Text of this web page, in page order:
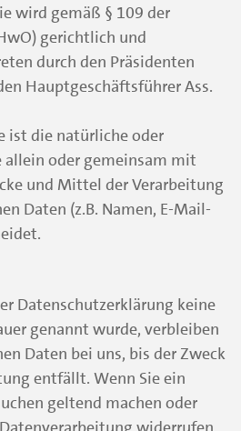
wird gemäß § 109 der
gerichtlich und
durch den Präsidenten
Hauptgeschäftsführer Ass.
ist die natürliche oder
allein oder gemeinsam mit
und Mittel der Verarbeitung
Daten (z.B. Namen, E-Mail-
Datenschutzerklärung keine
genannt wurde, verbleiben
Daten bei uns, bis der Zweck
entfällt. Wenn Sie ein
geltend machen oder